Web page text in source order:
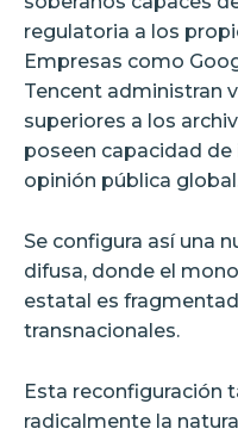
regulatoria a los
Empresas como
Tencent administran
superiores a los
poseen capacidad
opinión pública
Se configura así una
difusa, donde el
estatal es
transnacionales.
Esta reconfiguración
radicalmente la